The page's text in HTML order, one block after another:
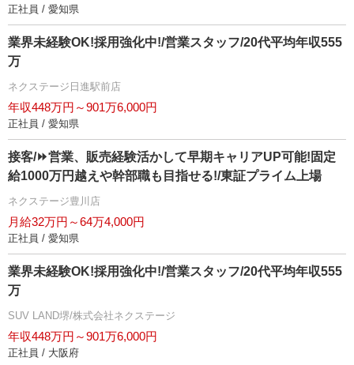
正社員 / 愛知県
業界未経験OK!採用強化中!/営業スタッフ/20代平均年収555
万
ネクステージ日進駅前店
年収448万円～901万6,000円
正社員 / 愛知県
接客/⏩️営業、販売経験活かして早期キャリアUP可能!固定
給1000万円越えや幹部職も目指せる!/東証プライム上場
ネクステージ豊川店
月給32万円～64万4,000円
正社員 / 愛知県
業界未経験OK!採用強化中!/営業スタッフ/20代平均年収555
万
SUV LAND堺/株式会社ネクステージ
年収448万円～901万6,000円
正社員 / 大阪府